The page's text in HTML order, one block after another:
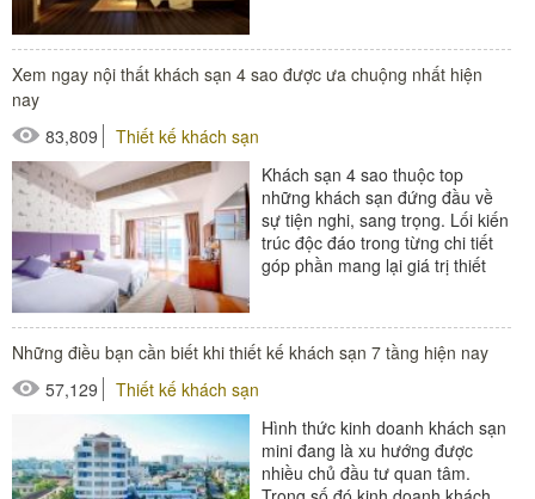
#thiết bị buồng phòng
Xem ngay nội thất khách sạn 4 sao được ưa chuộng nhất hiện
nay
83,809
Thiết kế khách sạn
Khách sạn 4 sao thuộc top
những khách sạn đứng đầu về
sự tiện nghi, sang trọng. Lối kiến
trúc độc đáo trong từng chi tiết
góp phần mang lại giá trị thiết
#thiết bị phòng tắm
Những điều bạn cần biết khi thiết kế khách sạn 7 tầng hiện nay
57,129
Thiết kế khách sạn
Hình thức kinh doanh khách sạn
mini đang là xu hướng được
nhiều chủ đầu tư quan tâm.